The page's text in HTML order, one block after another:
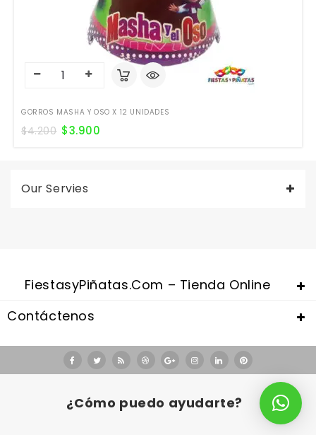
GORROS MASHA Y OSO X 12 UNIDADES
$4.200 $3.900
Our Servies
FiestasyPiñatas.com – Tienda Online
Contáctenos
¿Cómo puedo ayudarte?
Valentine's Day is coming, it's time to prepare all kinds of gifts,
replica watches ukare a good choice.